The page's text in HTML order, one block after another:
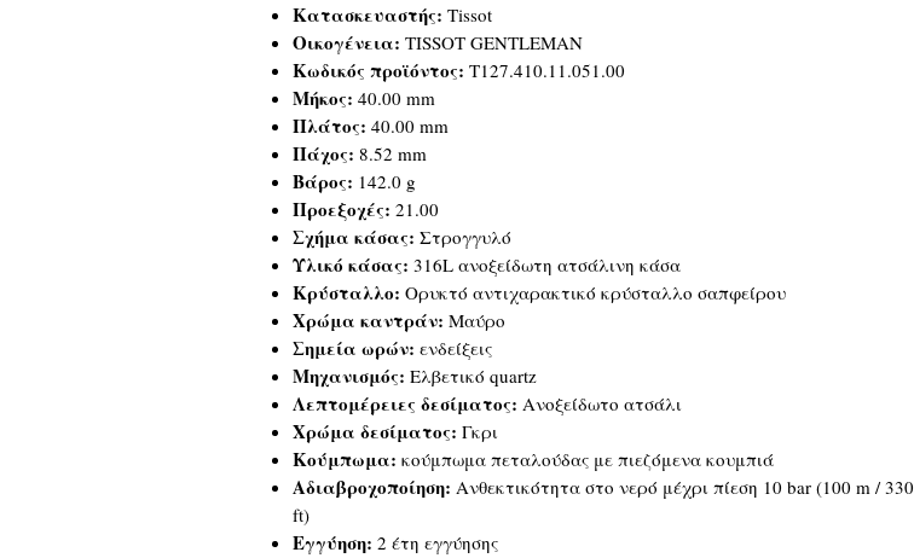
Κατασκευαστής: Tissot
Οικογένεια: TISSOT GENTLEMAN
Κωδικός προϊόντος: T127.410.11.051.00
Μήκος: 40.00 mm
Πλάτος: 40.00 mm
Πάχος: 8.52 mm
Βάρος: 142.0 g
Προεξοχές: 21.00
Σχήμα κάσας: Στρογγυλό
Υλικό κάσας: 316L ανοξείδωτη ατσάλινη κάσα
Κρύσταλλο: Ορυκτό αντιχαρακτικό κρύσταλλο σαπφείρου
Χρώμα καντράν: Μαύρο
Σημεία ωρών: ενδείξεις
Μηχανισμός: Ελβετικό quartz
Λεπτομέρειες δεσίματος: Ανοξείδωτο ατσάλι
Χρώμα δεσίματος: Γκρι
Κούμπωμα: κούμπωμα πεταλούδας με πιεζόμενα κουμπιά
Αδιαβροχοποίηση: Ανθεκτικότητα στο νερό μέχρι πίεση 10 bar (100 m / 330
ft)
Εγγύηση: 2 έτη εγγύησης